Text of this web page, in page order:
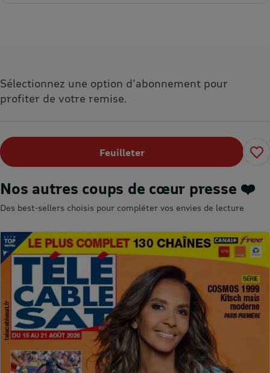
Sélectionnez une option d'abonnement pour
profiter de votre remise.
Feuilleter
Nos autres coups de cœur presse ❤️
Des best-sellers choisis pour compléter vos envies de lecture